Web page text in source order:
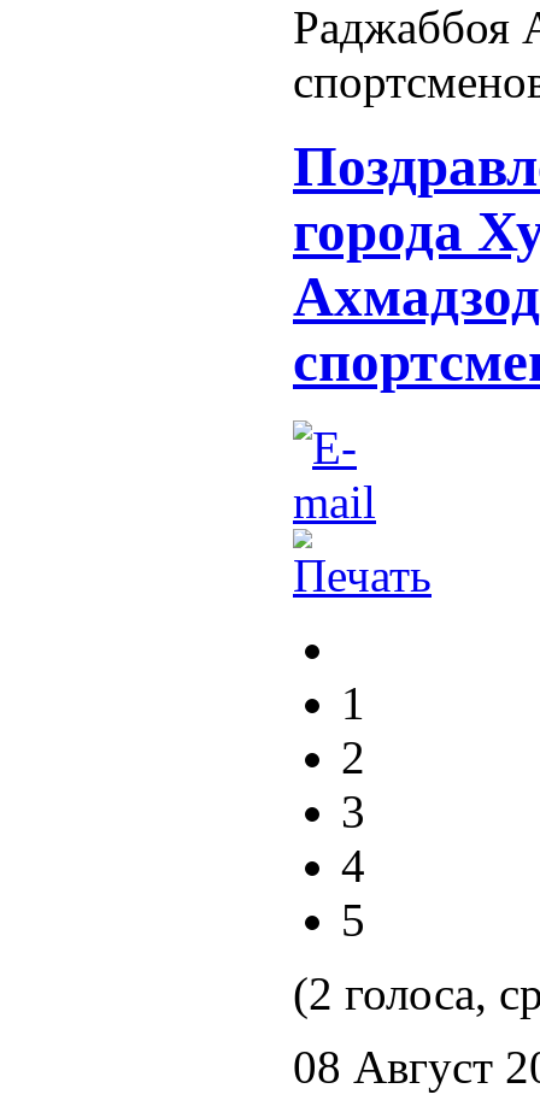
Раджаббоя
города
1
2
3
4
5
(2 голоса,
08 Август